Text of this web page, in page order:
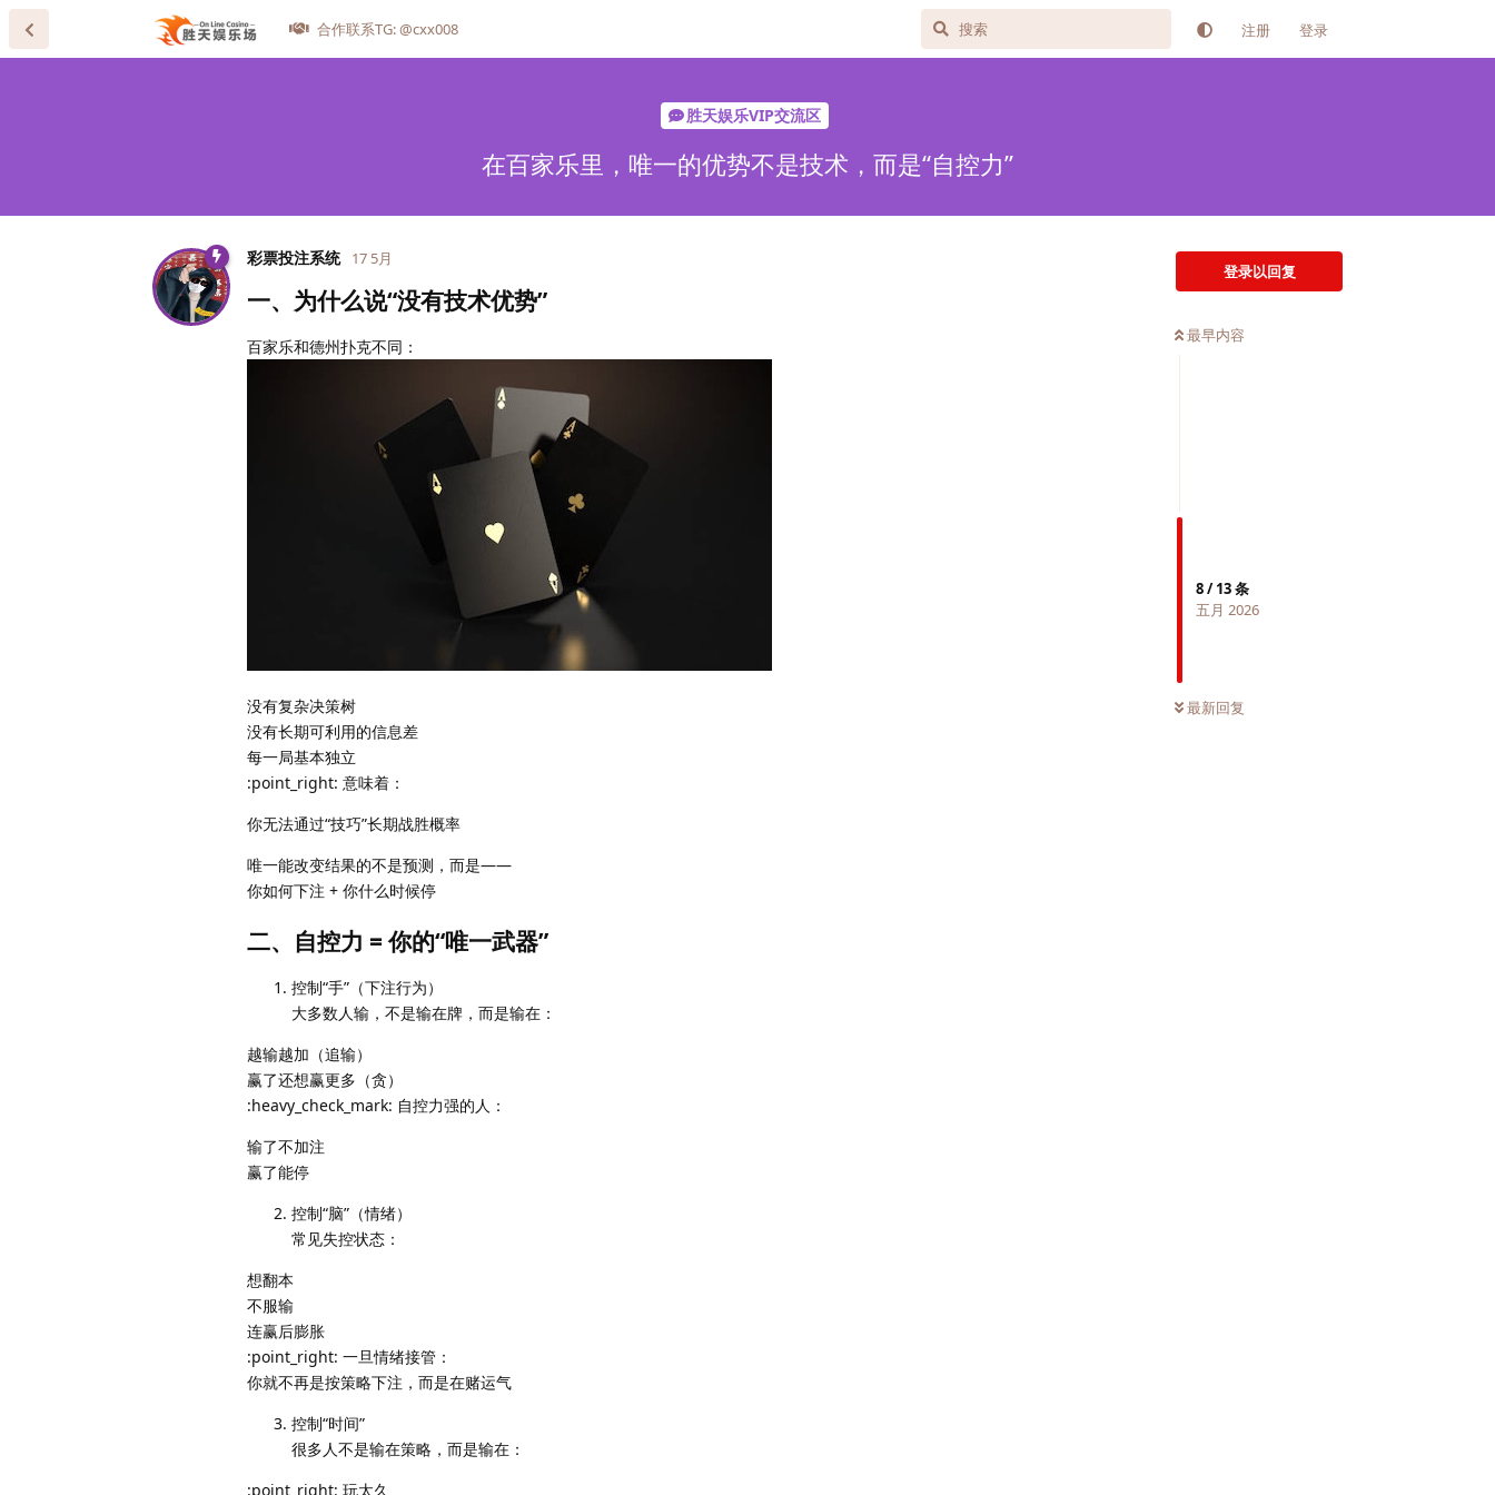
合作联系TG: @cxx008 注册 登录
胜天娱乐VIP交流区
在百家乐里，唯一的优势不是技术，而是“自控力”
登录以回复
最早内容
8/13条
五月 2026
最新回复
彩票投注系统 17 5月
一、为什么说“没有技术优势”
百家乐和德州扑克不同：
没有复杂决策树
没有长期可利用的信息差
每一局基本独立
:point_right: 意味着：
你无法通过“技巧”长期战胜概率
唯一能改变结果的不是预测，而是——
你如何下注 + 你什么时候停
二、自控力 = 你的“唯一武器”
控制“手”（下注行为）
大多数人输，不是输在牌，而是输在：
越输越加（追输）
赢了还想赢更多（贪）
:heavy_check_mark: 自控力强的人：
输了不加注
赢了能停
控制“脑”（情绪）
常见失控状态：
想翻本
不服输
连赢后膨胀
:point_right: 一旦情绪接管：
你就不再是按策略下注，而是在赌运气
控制“时间”
很多人不是输在策略，而是输在：
:point_right: 玩太久